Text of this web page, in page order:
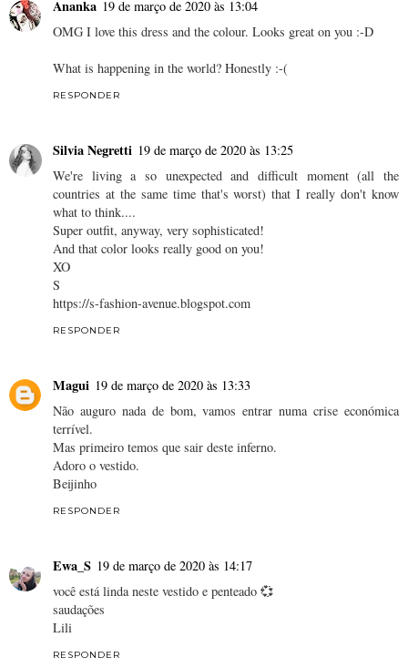
Ananka 19 de março de 2020 às 13:04
OMG I love this dress and the colour. Looks great on you :-D
What is happening in the world? Honestly :-(
RESPONDER
Silvia Negretti 19 de março de 2020 às 13:25
We're living a so unexpected and difficult moment (all the
countries at the same time that's worst) that I really don't know
what to think....
Super outfit, anyway, very sophisticated!
And that color looks really good on you!
XO
S
https://s-fashion-avenue.blogspot.com
RESPONDER
Magui 19 de março de 2020 às 13:33
Não auguro nada de bom, vamos entrar numa crise económica
terrível.
Mas primeiro temos que sair deste inferno.
Adoro o vestido.
Beijinho
RESPONDER
Ewa_S 19 de março de 2020 às 14:17
você está linda neste vestido e penteado 💞
saudações
Lili
RESPONDER